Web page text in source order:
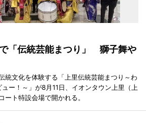
「伝統芸能まつり」 獅子舞や
統文化を体験する「上里伝統芸能まつり～わ
ー！～」が8月11日、イオンタウン上里（上
ート特設会場で開かれる。